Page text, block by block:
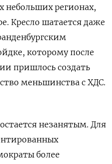
небольших регионах,
Кресло шатается даже
которому после
пришлось создать
меньшинства с ХДС.
незанятым. Для
более